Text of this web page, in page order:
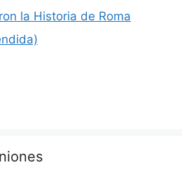
la Historia de Roma